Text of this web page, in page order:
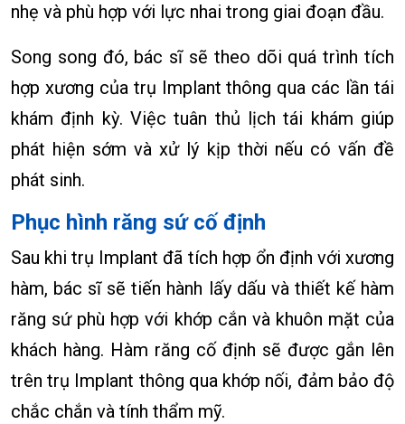
nhẹ và phù hợp với lực nhai trong giai đoạn đầu.
Song song đó, bác sĩ sẽ theo dõi quá trình tích
hợp xương của trụ Implant thông qua các lần tái
khám định kỳ. Việc tuân thủ lịch tái khám giúp
phát hiện sớm và xử lý kịp thời nếu có vấn đề
phát sinh.
Phục hình răng sứ cố định
Sau khi trụ Implant đã tích hợp ổn định với xương
hàm, bác sĩ sẽ tiến hành lấy dấu và thiết kế hàm
răng sứ phù hợp với khớp cắn và khuôn mặt của
khách hàng. Hàm răng cố định sẽ được gắn lên
trên trụ Implant thông qua khớp nối, đảm bảo độ
chắc chắn và tính thẩm mỹ.